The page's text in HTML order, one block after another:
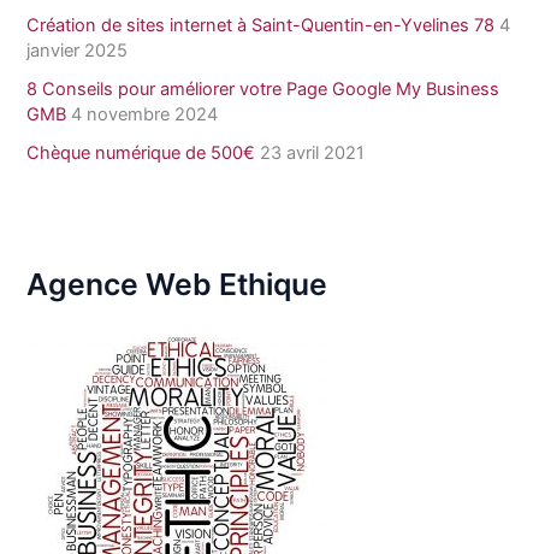
Création de sites internet à Saint-Quentin-en-Yvelines 78 4
janvier 2025
8 Conseils pour améliorer votre Page Google My Business
GMB 4 novembre 2024
Chèque numérique de 500€ 23 avril 2021
Agence Web Ethique